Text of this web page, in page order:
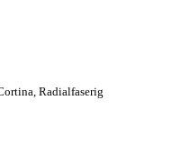
Radialfaserig